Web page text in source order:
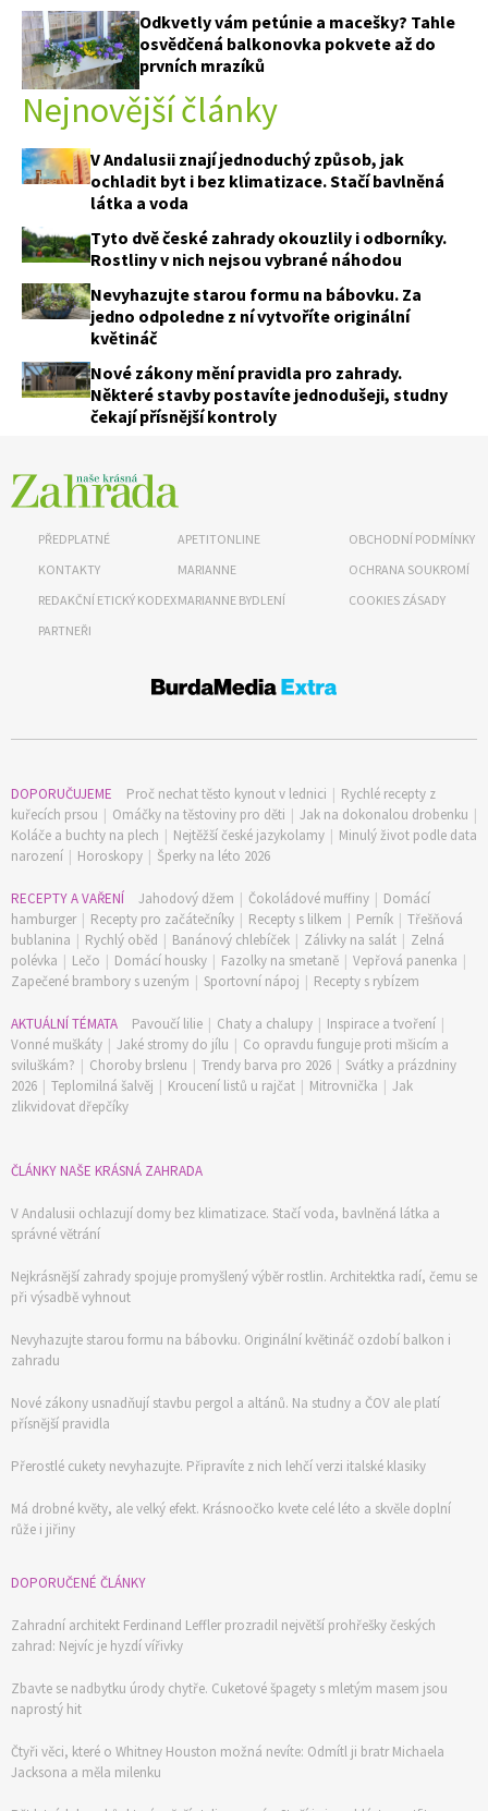
Odkvetly vám petúnie a macešky? Tahle
osvědčená balkonovka pokvete až do
prvních mrazíků
Nejnovější články
V Andalusii znají jednoduchý způsob, jak
ochladit byt i bez klimatizace. Stačí bavlněná
látka a voda
Tyto dvě české zahrady okouzlily i odborníky.
Rostliny v nich nejsou vybrané náhodou
Nevyhazujte starou formu na bábovku. Za
jedno odpoledne z ní vytvoříte originální
květináč
Nové zákony mění pravidla pro zahrady.
Některé stavby postavíte jednodušeji, studny
čekají přísnější kontroly
PŘEDPLATNÉ
KONTAKTY
REDAKČNÍ ETICKÝ KODEX
PARTNEŘI
APETITONLINE
MARIANNE
MARIANNE BYDLENÍ
OBCHODNÍ PODMÍNKY
OCHRANA SOUKROMÍ
COOKIES ZÁSADY
DOPORUČUJEME Proč nechat těsto kynout v lednici | Rychlé recepty z
kuřecích prsou | Omáčky na těstoviny pro děti | Jak na dokonalou drobenku |
Koláče a buchty na plech | Nejtěžší české jazykolamy | Minulý život podle data
narození | Horoskopy | Šperky na léto 2026
RECEPTY A VAŘENÍ Jahodový džem | Čokoládové muffiny | Domácí
hamburger | Recepty pro začátečníky | Recepty s lilkem | Perník | Třešňová
bublanina | Rychlý oběd | Banánový chlebíček | Zálivky na salát | Zelná
polévka | Lečo | Domácí housky | Fazolky na smetaně | Vepřová panenka |
Zapečené brambory s uzeným | Sportovní nápoj | Recepty s rybízem
AKTUÁLNÍ TÉMATA Pavoučí lilie | Chaty a chalupy | Inspirace a tvoření |
Vonné muškáty | Jaké stromy do jílu | Co opravdu funguje proti mšicím a
sviluškám? | Choroby brslenu | Trendy barva pro 2026 | Svátky a prázdniny
2026 | Teplomilná šalvěj | Kroucení listů u rajčat | Mitrovnička | Jak
zlikvidovat dřepčíky
ČLÁNKY NAŠE KRÁSNÁ ZAHRADA
V Andalusii ochlazují domy bez klimatizace. Stačí voda, bavlněná látka a
správné větrání
Nejkrásnější zahrady spojuje promyšlený výběr rostlin. Architektka radí, čemu se
při výsadbě vyhnout
Nevyhazujte starou formu na bábovku. Originální květináč ozdobí balkon i
zahradu
Nové zákony usnadňují stavbu pergol a altánů. Na studny a ČOV ale platí
přísnější pravidla
Přerostlé cukety nevyhazujte. Připravíte z nich lehčí verzi italské klasiky
Má drobné květy, ale velký efekt. Krásnoočko kvete celé léto a skvěle doplní
růže i jiřiny
DOPORUČENÉ ČLÁNKY
Zahradní architekt Ferdinand Leffler prozradil největší prohřešky českých
zahrad: Nejvíc je hyzdí vířivky
Zbavte se nadbytku úrody chytře. Cuketové špagety s mletým masem jsou
naprostý hit
Čtyři věci, které o Whitney Houston možná nevíte: Odmítl ji bratr Michaela
Jacksona a měla milenku